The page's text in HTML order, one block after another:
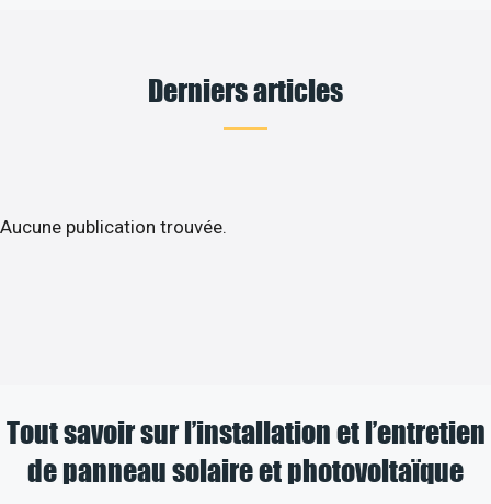
Derniers articles
Aucune publication trouvée.
Tout savoir sur l’installation et l’entretien
de panneau solaire et photovoltaïque